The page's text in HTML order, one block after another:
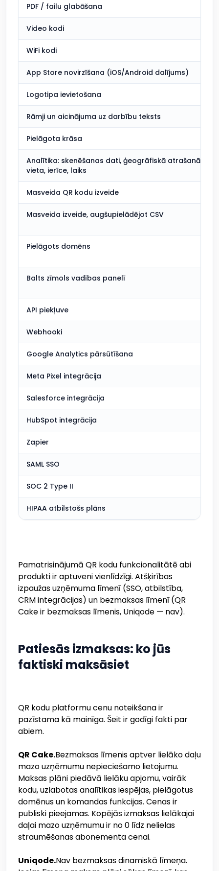
PDF / failu glabāšana
Video kodi
WiFi kodi
App Store novirzīšana (iOS/Android dalījums)
Logotipa ievietošana
Rāmji un aicinājuma uz darbību teksts
Pielāgota krāsa
Analītika: skenēšanas dati, ģeogrāfiskā atrašanās
vieta, ierīce, laiks
Masveida QR kodu izveide
Masveida izveide, augšupielādējot CSV
Pielāgots domēns
Balts zīmols vadības panelī
API piekļuve
Webhooki
Google Analytics pārsūtīšana
Meta Pixel integrācija
Salesforce integrācija
HubSpot integrācija
Zapier
SAML SSO
SOC 2 Type II
HIPAA atbilstošs plāns
Pamatrisinājumā QR kodu funkcionalitātē abi
produkti ir aptuveni vienlīdzīgi. Atšķirības
izpaužas uzņēmuma līmenī (SSO, atbilstība,
CRM integrācijas) un bezmaksas līmenī (QR
Cake ir bezmaksas līmenis, Uniqode — nav).
Patiesās izmaksas: ko jūs
faktiski maksāsiet
QR kodu platformu cenu noteikšana ir
pazīstama kā mainīga. Šeit ir godīgi fakti par
abiem.
QR Cake.Bezmaksas līmenis aptver lielāko daļu
mazo uzņēmumu nepieciešamo lietojumu.
Maksas plāni piedāvā lielāku apjomu, vairāk
kodu, uzlabotas analītikas iespējas, pielāgotus
domēnus un komandas funkcijas. Cenas ir
publiski pieejamas. Kopējās izmaksas lielākajai
daļai mazo uzņēmumu ir no 0 līdz nelielas
straumēšanas abonementa cenai.
Uniqode.Nav bezmaksas dinamiskā līmeņa.